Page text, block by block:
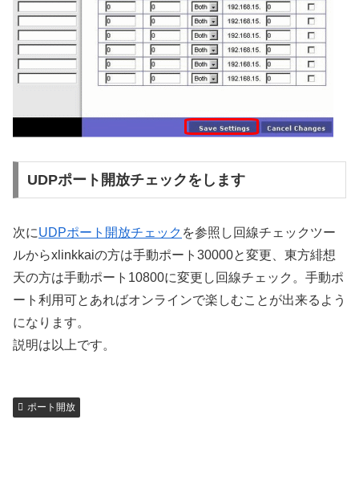
UDPポート開放チェックをします
次にUDPポート開放チェック を参照し回線チェックツー
ルからxlinkkaiの方は手動ポート30000と変更、東方緋想
天の方は手動ポート10800に変更し回線チェック。手動ポ
ート利用可とあればオンラインで楽しむことが出来るよう
になります。
説明は以上です。
ポート開放